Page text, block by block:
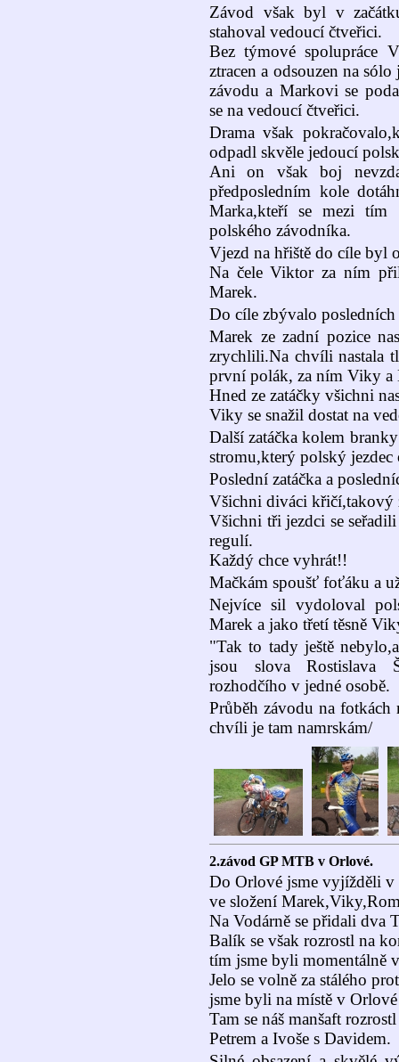
Závod však byl v
stahoval vedoucí čtveřici.
Bez týmové spolupráce
ztracen a odsouzen na
závodu a Markovi se
se na vedoucí čtveřici.
Drama však
odpadl skvěle jedoucí
Ani on však boj
předposledním kole
Marka,kteří se mezi tím
polského závodníka.
Vjezd na hřiště do cíle byl
Na čele Viktor za ním
Marek.
Do cíle zbývalo
Marek ze zadní pozice
zrychlili.Na chvíli nastala
první polák, za ním Viky a
Hned ze zatáčky všichni
Viky se snažil dostat na
Další zatáčka kolem
stromu,který polský jezdec
Poslední zatáčka a
Všichni diváci křičí,takový
Všichni tři jezdci se
regulí.
Každý chce vyhrát!!
Mačkám spoušť foťáku a
Nejvíce sil vydoloval
Marek a jako třetí těsně
"Tak to tady ještě
jsou slova Rostislava
rozhodčího v jedné osobě.
Průběh závodu na
chvíli je tam namrskám/
2.závod GP MTB v Orlové.
Do Orlové jsme vyjížděli v
ve složení
Na Vodárně se přidali dva
Balík se však rozrostl na
tím jsme byli momentálně
Jelo se volně za stálého
jsme byli na místě v
Tam se náš manšaft
Petrem a Ivoše s Davidem.